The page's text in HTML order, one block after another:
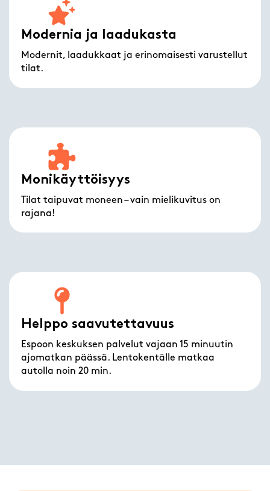
Modernia ja laadukasta
Modernit, laadukkaat ja erinomaisesti varustellut
tilat.
Monikäyttöisyys
Tilat taipuvat moneen – vain mielikuvitus on
rajana!
Helppo saavutettavuus
Espoon keskuksen palvelut vajaan 15 minuutin
ajomatkan päässä. Lentokentälle matkaa
autolla noin 20 min.